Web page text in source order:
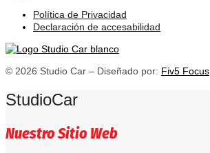
Política de Privacidad
Declaración de accesabilidad
© 2026 Studio Car – Diseñado por: Fiv5 Focus
StudioCar
Nuestro Sitio Web